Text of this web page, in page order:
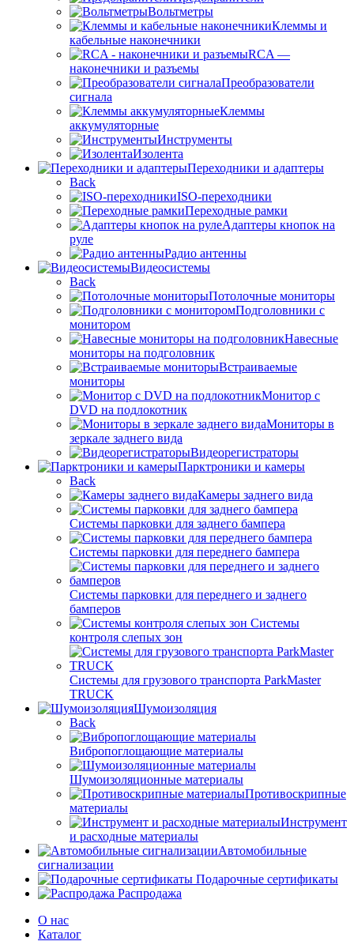
Вольтметры
Клеммы и
кабельные наконечники
RCA —
наконечники и разъемы
Преобразователи
сигнала
Клеммы
аккумуляторные
Инструменты
Изолента
Переходники и адаптеры
Back
ISO-переходники
Переходные рамки
Адаптеры кнопок на
руле
Радио антенны
Видеосистемы
Back
Потолочные мониторы
Подголовники с
монитором
Навесные
мониторы на подголовник
Встраиваемые
мониторы
Монитор с
DVD на подлокотник
Мониторы в
зеркале заднего вида
Видеорегистраторы
Парктроники и камеры
Back
Камеры заднего вида
Системы парковки для заднего бампера
Системы парковки для переднего бампера
Системы парковки для переднего и заднего
бамперов
Системы
контроля слепых зон
Системы для грузового транспорта ParkMaster
TRUCK
Шумоизоляция
Back
Вибропоглощающие материалы
Шумоизоляционные материалы
Противоскрипные
материалы
Инструмент
и расходные материалы
Автомобильные
сигнализации
Подарочные сертификаты
Распродажа
О нас
Каталог